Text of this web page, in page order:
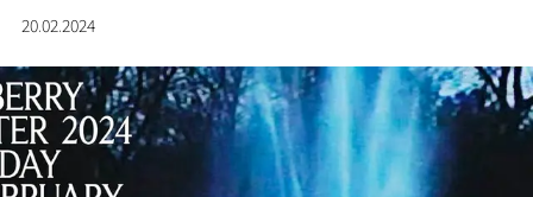
20.02.2024